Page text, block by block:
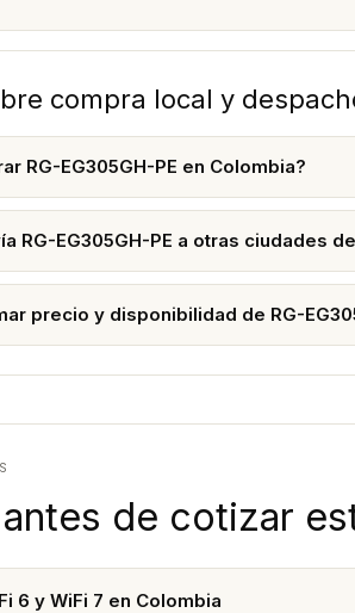
compra local y
RG-EG305GH-PE en Colombia?
RG-EG305GH-PE a otras ciudades
precio y disponibilidad de RG-
de cotizar
6 y WiFi 7 en Colombia